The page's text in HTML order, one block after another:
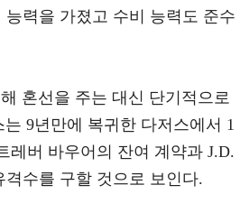
력을 가졌고 수비 능력도 준수
혼선을 주는 대신 단기적으로
9년만에 복귀한 다저스에서 1
레버 바우어의 잔여 계약과 J.D.
수를 구할 것으로 보인다.